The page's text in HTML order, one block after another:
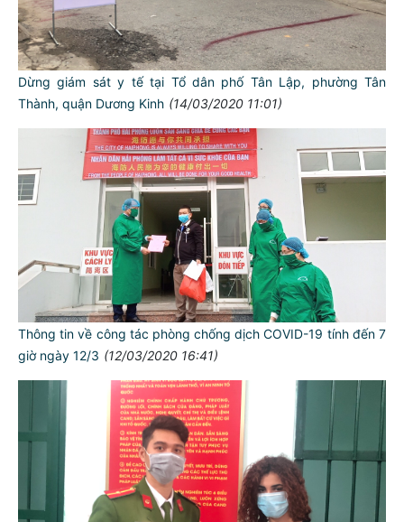
Dừng giám sát y tế tại Tổ dân phố Tân Lập, phường Tân
Thành, quận Dương Kinh (14/03/2020 11:01)
Thông tin về công tác phòng chống dịch COVID-19 tính đến 7
giờ ngày 12/3 (12/03/2020 16:41)